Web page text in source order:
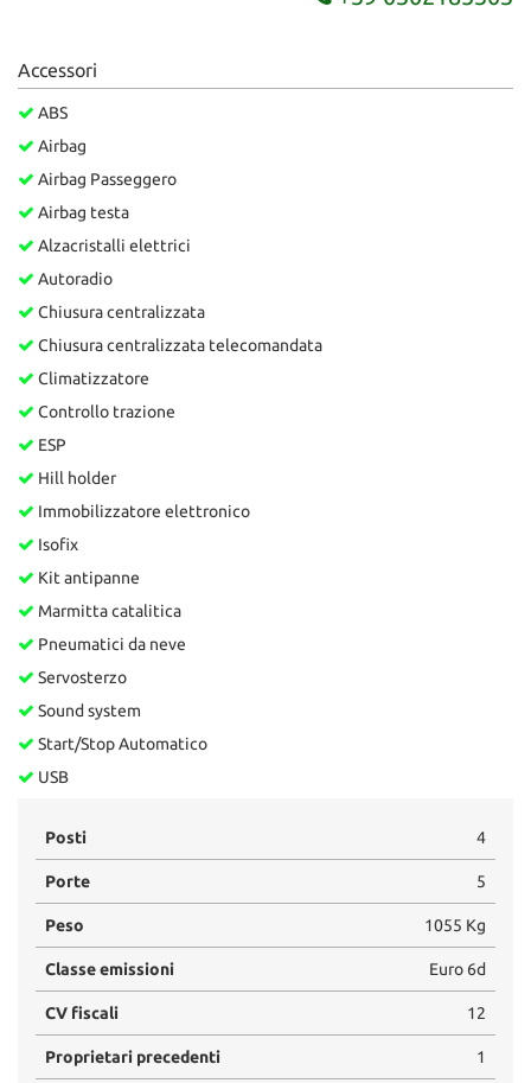
Accessori
ABS
Airbag
Airbag Passeggero
Airbag testa
Alzacristalli elettrici
Autoradio
Chiusura centralizzata
Chiusura centralizzata telecomandata
Climatizzatore
Controllo trazione
ESP
Hill holder
Immobilizzatore elettronico
Isofix
Kit antipanne
Marmitta catalitica
Pneumatici da neve
Servosterzo
Sound system
Start/Stop Automatico
USB
Posti 4
Porte 5
Peso 1055 Kg
Classe emissioni Euro 6d
CV fiscali 12
Proprietari precedenti 1